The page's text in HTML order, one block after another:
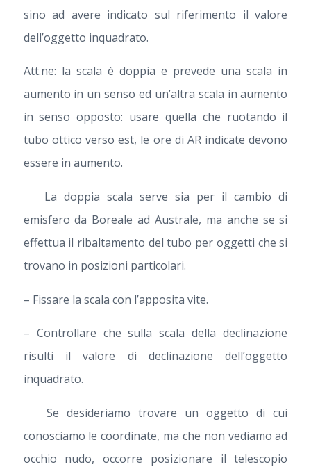
sino ad avere indicato sul riferimento il valore
dell’oggetto inquadrato.
Att.ne: la scala è doppia e prevede una scala in
aumento in un senso ed un’altra scala in aumento
in senso opposto: usare quella che ruotando il
tubo ottico verso est, le ore di AR indicate devono
essere in aumento.
La doppia scala serve sia per il cambio di
emisfero da Boreale ad Australe, ma anche se si
effettua il ribaltamento del tubo per oggetti che si
trovano in posizioni particolari.
– Fissare la scala con l’apposita vite.
– Controllare che sulla scala della declinazione
risulti il valore di declinazione dell’oggetto
inquadrato.
Se desideriamo trovare un oggetto di cui
conosciamo le coordinate, ma che non vediamo ad
occhio nudo, occorre posizionare il telescopio